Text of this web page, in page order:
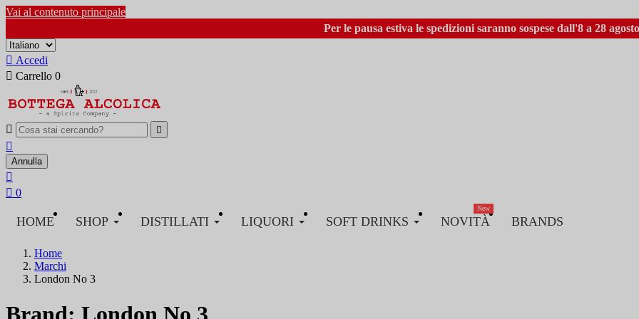
Vai al contenuto principale
Per le pausa estiva le spedizioni saranno sospese dall'8 a 28
 Accedi
 Carrello 0
 

Annulla

 0
HOME SHOP DISTILLATI LIQUORI SOFT DRINKS NOVITÀ
New
BRANDS
Home
Marchi
London No 3
Brand: London No 3